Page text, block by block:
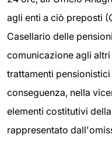
agli enti a ciò preposti
Casellario delle
comunicazione agli
trattamenti
conseguenza, nella
elementi costitutivi
rappresentato